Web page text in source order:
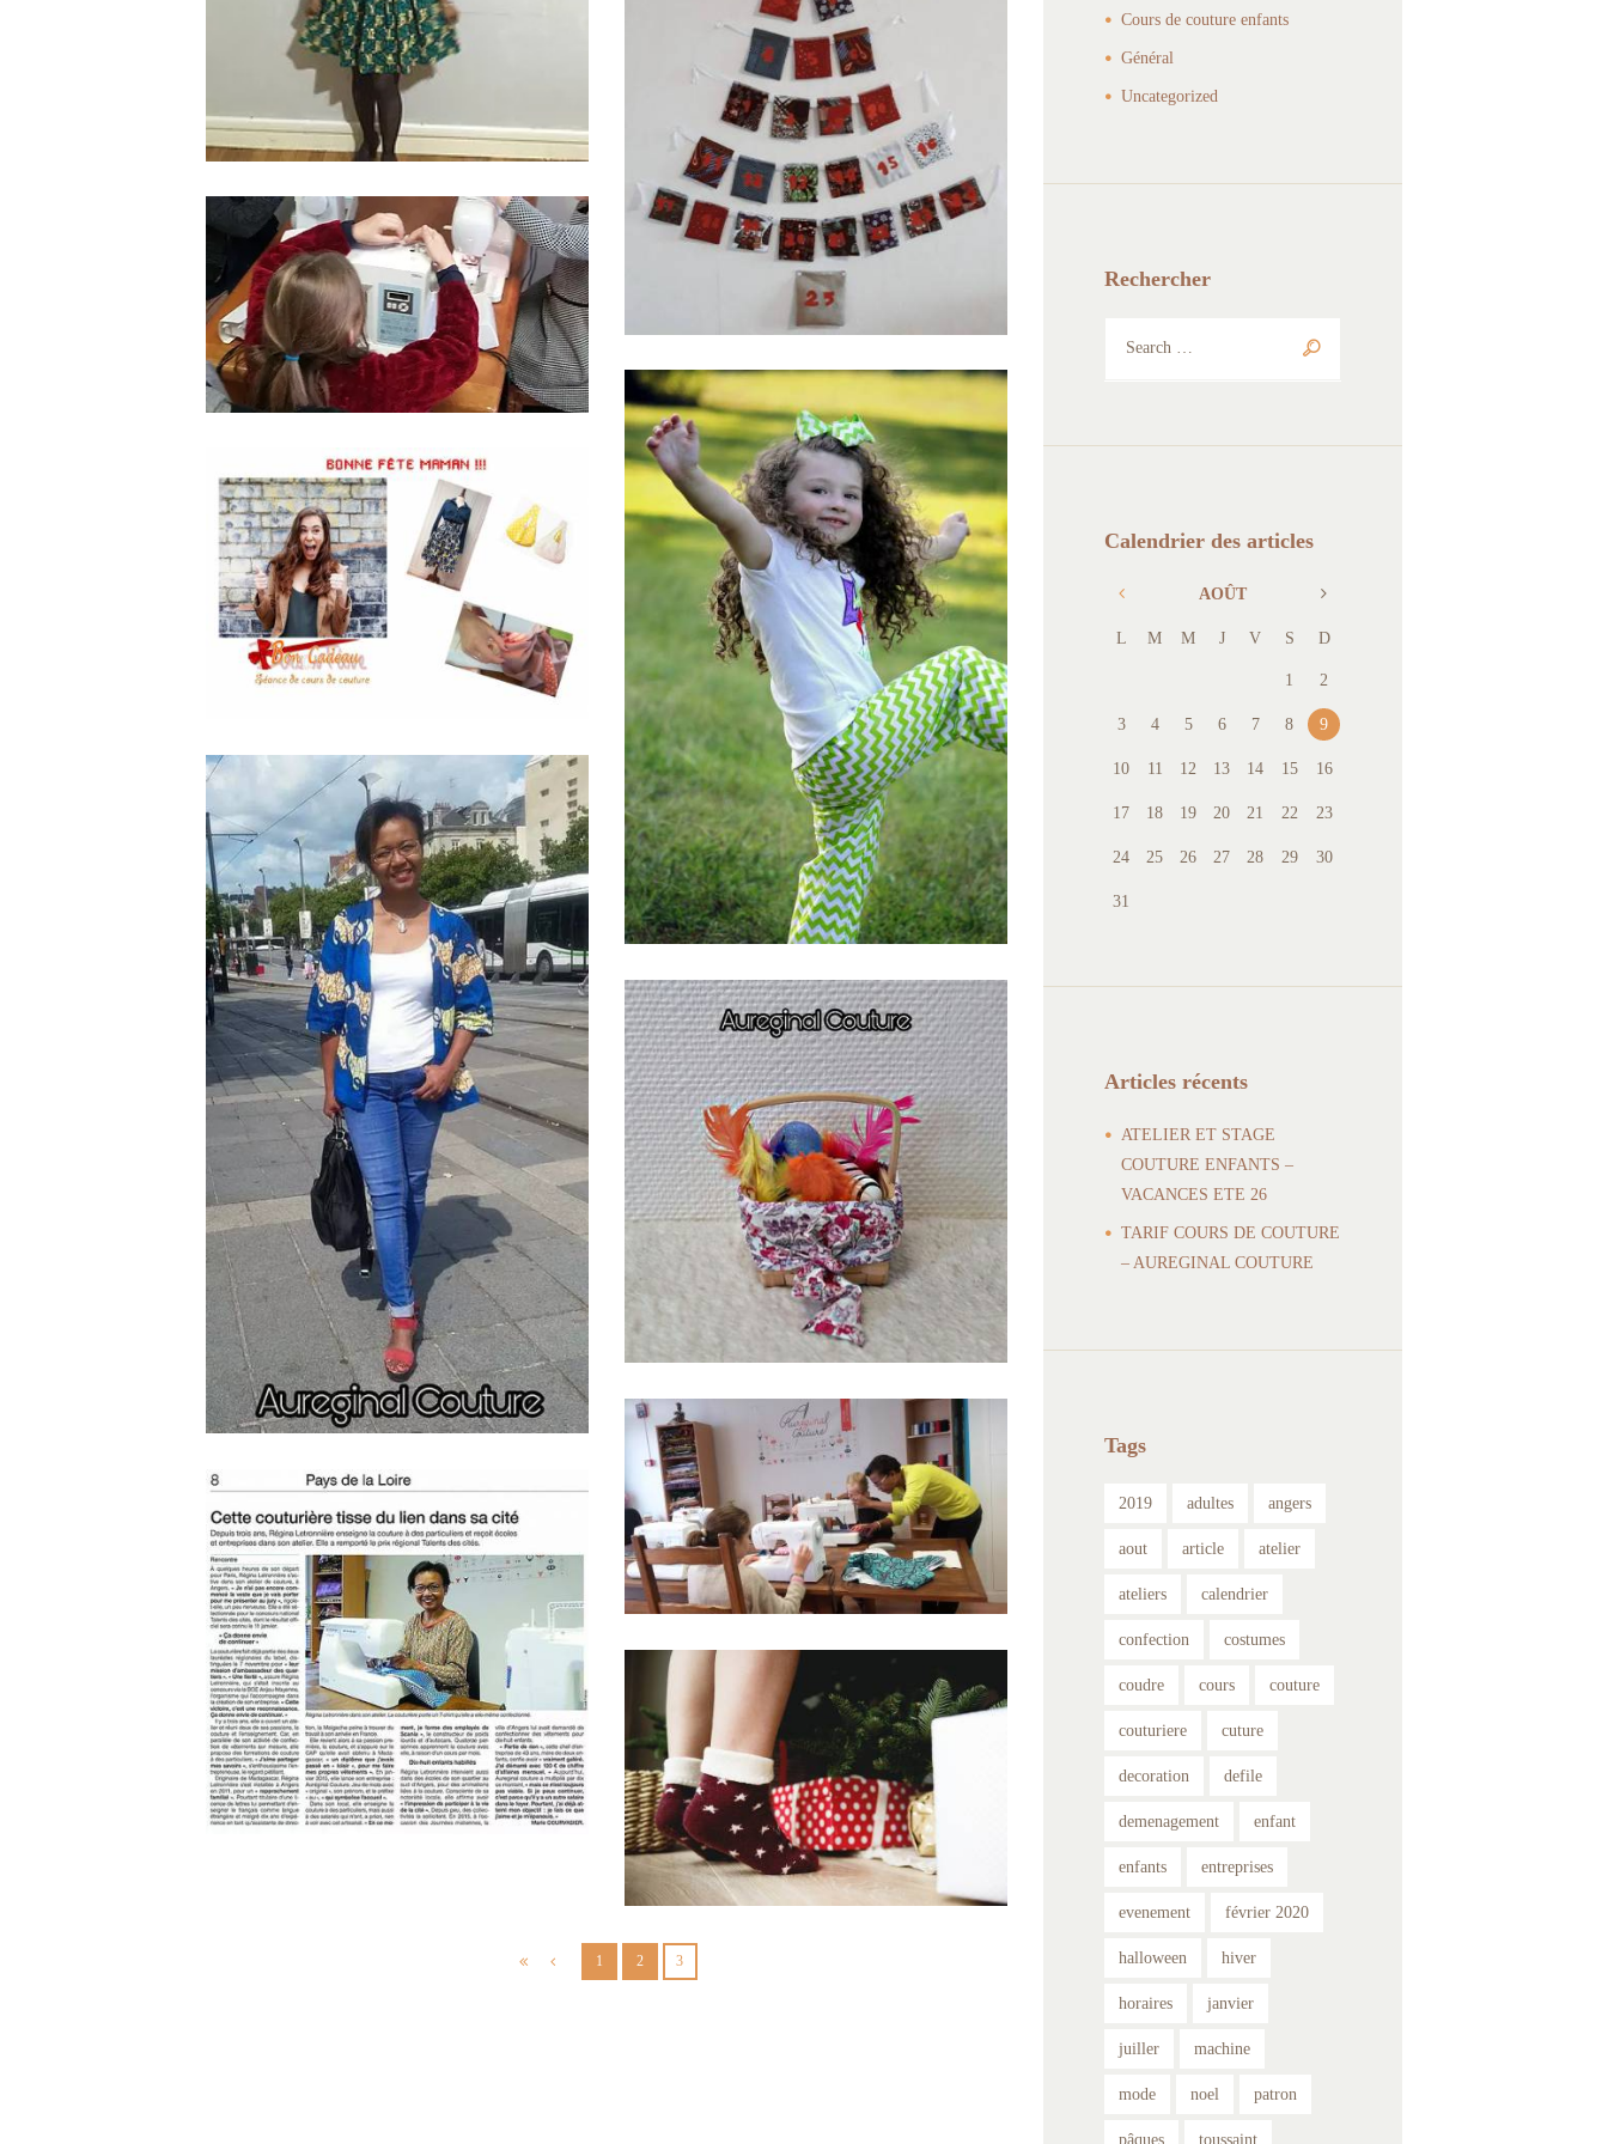
19 Janvier 2019 0
Préparatifs décoration noël
Aureginal couture
4 Décembre 2018 0
Ateliers couture enfants vacances
Toussaint
7 Octobre 2018 0 0
Ateliers enfants vacances été 2018
8 Juillet 2018 0 0
Bon cadeau
séances de cours de couture
Fête des mères
7 Mai 2018 0
Patrons 2 en 1
12 Avril 2018 0 0
Idée Cadeau – confection
Aureginal couture
15 Mars 2018 0 0
Ateliers enfants vacances hiver
Aureginal couture
15 Janvier 2018 0 0
Article sur l’atelier
Aureginal couture
28 Décembre 2017 0
Nouvelles dates
pour les ateliers enfants
de Noel
15 Décembre 2017 0
1 2 3
Cours de couture enfants
Général
Uncategorized
Rechercher
Calendrier des articles
AOÛT
L M M J V S D
1 2
3 4 5 6 7 8 9
10 11 12 13 14 15 16
17 18 19 20 21 22 23
24 25 26 27 28 29 30
31
Articles récents
ATELIER ET STAGE
COUTURE ENFANTS –
VACANCES ETE 26
TARIF COURS DE COUTURE
– AUREGINAL COUTURE
Tags
2019 adultes angers
aout article atelier
ateliers calendrier
confection costumes
coudre cours couture
couturiere cuture
decoration defile
demenagement enfant
enfants entreprises
evenement février 2020
halloween hiver
horaires janvier
juiller machine
mode noel patron
pâques toussaint